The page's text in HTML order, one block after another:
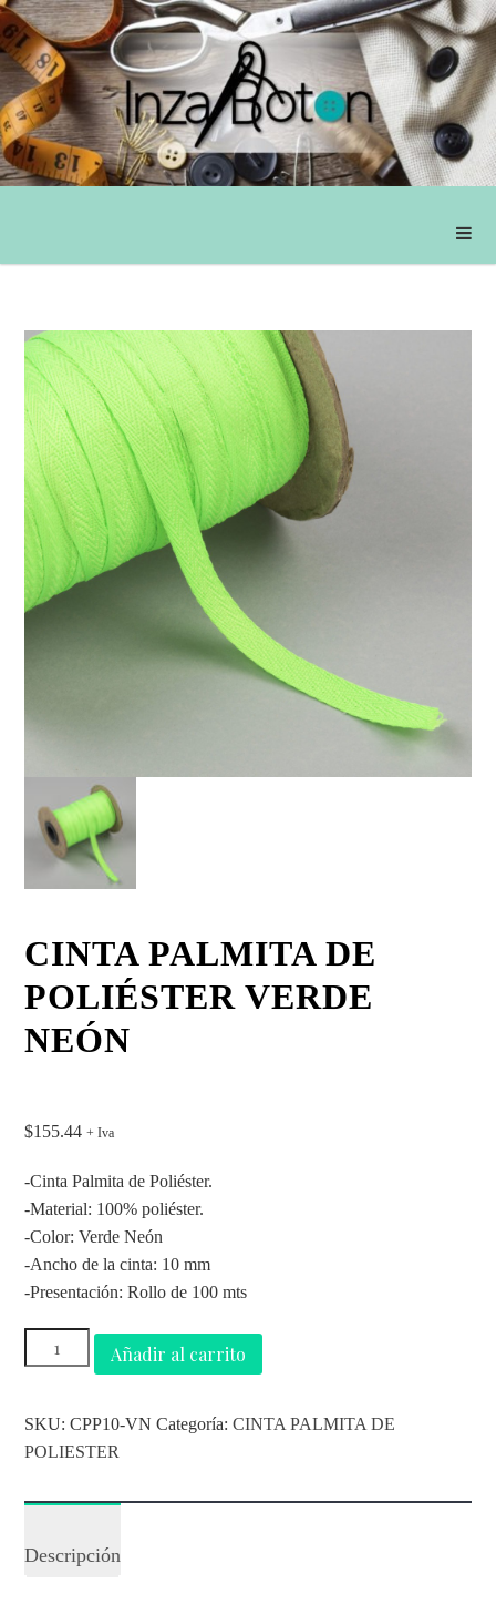
CINTA PALMITA DE
POLIÉSTER VERDE
NEÓN
$155.44 + Iva
-Cinta Palmita de Poliéster.
-Material: 100% poliéster.
-Color: Verde Neón
-Ancho de la cinta: 10 mm
-Presentación: Rollo de 100 mts
Añadir al carrito
SKU:CPP10-VN Categoría:CINTA PALMITA DE
POLIESTER
Descripción